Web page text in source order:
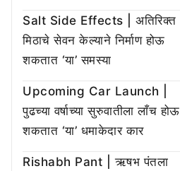
Salt Side Effects | अतिरिक्त
मिठाचे सेवन केल्याने निर्माण होऊ
शकतात ‘या’ समस्या
Upcoming Car Launch |
पुढच्या वर्षाच्या सुरुवातीला लाँच होऊ
शकतात ‘या’ धमाकेदार कार
Rishabh Pant | ऋषभ पंतला